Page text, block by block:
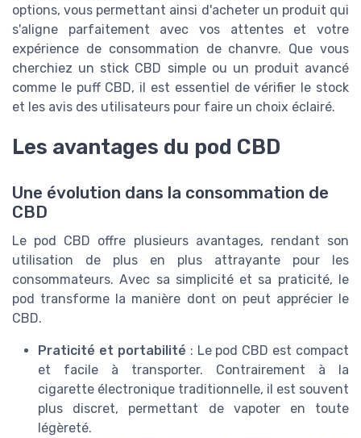
options, vous permettant ainsi d'acheter un produit qui
s'aligne parfaitement avec vos attentes et votre
expérience de consommation de chanvre. Que vous
cherchiez un stick CBD simple ou un produit avancé
comme le puff CBD, il est essentiel de vérifier le stock
et les avis des utilisateurs pour faire un choix éclairé.
Les avantages du pod CBD
Une évolution dans la consommation de
CBD
Le pod CBD offre plusieurs avantages, rendant son
utilisation de plus en plus attrayante pour les
consommateurs. Avec sa simplicité et sa praticité, le
pod transforme la manière dont on peut apprécier le
CBD.
Praticité et portabilité : Le pod CBD est compact
et facile à transporter. Contrairement à la
cigarette électronique traditionnelle, il est souvent
plus discret, permettant de vapoter en toute
légèreté.